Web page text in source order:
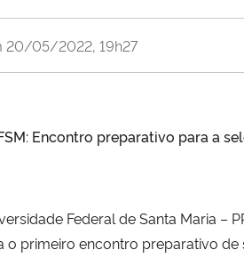
20/05/2022, 19h27
Encontro preparativo para a
Federal de Santa Maria –
primeiro encontro preparativo